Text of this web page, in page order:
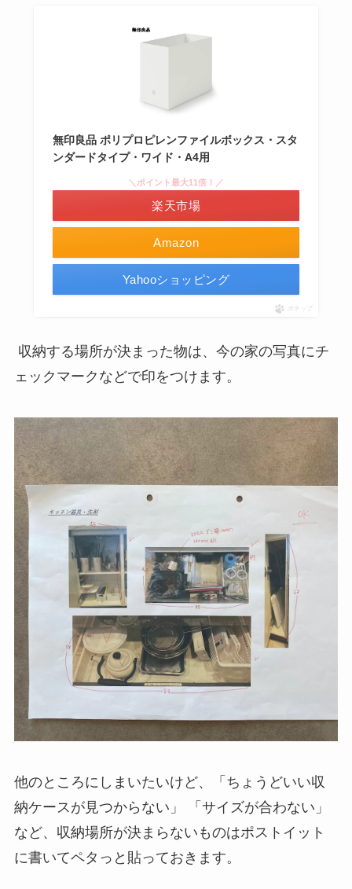
無印良品 ポリプロピレンファイルボックス・スタ
ンダードタイプ・ワイド・A4用
Amazon
＼ポイント最大11倍！／
楽天市場
Yahooショッピング
ポチップ
収納する場所が決まった物は、今の家の写真にチ
ェックマークなどで印をつけます。
他のところにしまいたいけど、「ちょうどいい収
納ケースが見つからない」 「サイズが合わない」
など、収納場所が決まらないものはポストイット
に書いてペタっと貼っておきます。